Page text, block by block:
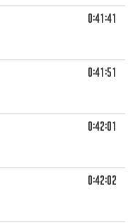
0:41:41
0:41:51
0:42:01
0:42:02